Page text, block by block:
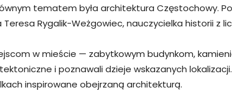
tematem była architektura Częstochowy.
Rygalik-Weżgowiec, nauczycielka historii z
w mieście — zabytkowym budynkom,
i poznawali dzieje wskazanych
inspirowane obejrzaną architekturą.